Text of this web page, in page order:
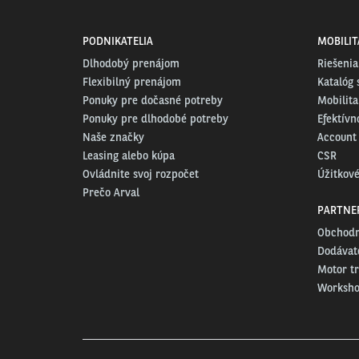
PODNIKATELIA
Dlhodobý prenájom
Flexibilný prenájom
Ponuky pre dočasné potreby
Ponuky pre dlhodobé potreby
Naše značky
Leasing alebo kúpa
Ovládnite svoj rozpočet
Prečo Arval
Katalóg
Mobilita
CSR
Motor